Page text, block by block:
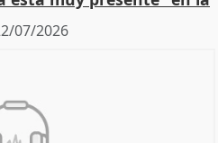
07/2026